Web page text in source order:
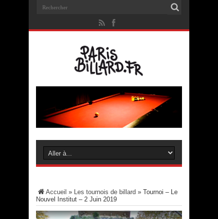
Accueil » Les tournois de billard » Tournoi – Le
Nouvel Institut – 2 Juin 2019